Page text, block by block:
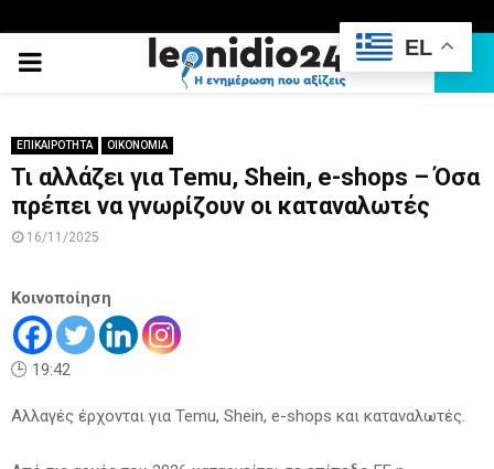
PRIMARY
ΕΠΙΚΑΙΡΟΤΗΤΑ ΟΙΚΟΝΟΜΙΑ
Τι αλλάζει για Temu, Shein, e-shops – Όσα
πρέπει να γνωρίζουν οι καταναλωτές
16/11/2025
Κοινοποίηση
🕒 19:42
Αλλαγές έρχονται για Temu, Shein, e-shops και καταναλωτές.
EL